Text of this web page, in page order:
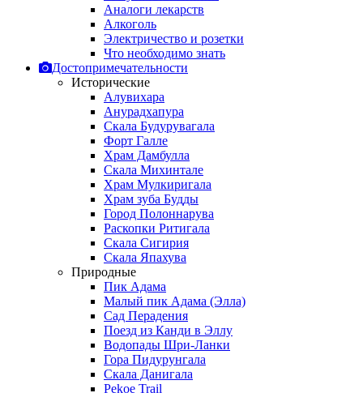
Аналоги лекарств
Алкоголь
Электричество и розетки
Что необходимо знать
Достопримечательности
Исторические
Алувихара
Анурадхапура
Скала Будурувагала
Форт Галле
Храм Дамбулла
Скала Михинтале
Храм Мулкиригала
Храм зуба Будды
Город Полоннарува
Раскопки Ритигала
Скала Сигирия
Скала Япахува
Природные
Пик Адама
Малый пик Адама (Элла)
Сад Перадения
Поезд из Канди в Эллу
Водопады Шри-Ланки
Гора Пидурунгала
Скала Данигала
Pekoe Trail